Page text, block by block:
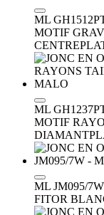
ML
MOTIF
CENTRE
ML
MOTIF
DIAMANT
ML JM095/7W
FITOR